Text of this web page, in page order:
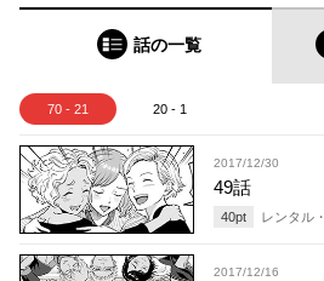
話の一覧
70 - 21 20 - 1
2017/12/30
49話
40pt レンタル・
2017/12/16